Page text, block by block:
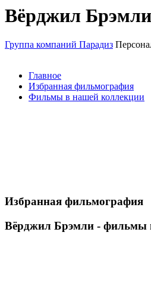
Вёрджил Брэмли
Группа компаний Парадиз
Главное
Избранная фильмография
Фильмы в нашей коллекции
Избранная фильмография
Вёрджил Брэмли - фильмы